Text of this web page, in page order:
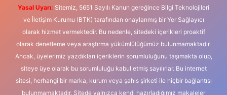
Yasal Uyarı: Sitemiz, 5651 Sayılı Kanun gereğince Bilgi Teknolojileri
ve İletişim Kurumu (BTK) tarafından onaylanmış bir Yer Sağlayıcı
olarak hizmet vermektedir. Bu nedenle, sitedeki içerikleri proaktif
olarak denetleme veya araştırma yükümlülüğümüz bulunmamaktadır.
Ancak, üyelerimiz yazdıkları içeriklerin sorumluluğunu taşımakta olup,
siteye üye olarak bu sorumluluğu kabul etmiş sayılırlar. Bu internet
sitesi, herhangi bir marka, kurum veya şahıs şirketi ile hiçbir bağlantısı
bulunmamaktadır. Sitede yalnızca kendi hazırladığımız makaleler